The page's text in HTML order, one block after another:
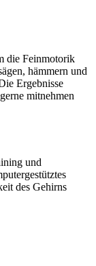
die Feinmotorik
hämmern und
Ergebnisse
mitnehmen
und
des Gehirns